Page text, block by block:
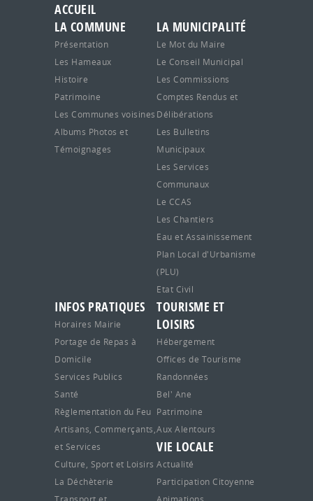
ACCUEIL
LA COMMUNE
Présentation
Les Hameaux
Histoire
Patrimoine
Les Communes voisines
Albums Photos et
Témoignages
LA MUNICIPALITÉ
Le Mot du Maire
Le Conseil Municipal
Les Commissions
Comptes Rendus et
Délibérations
Les Bulletins
Municipaux
Les Services
Communaux
Le CCAS
Les Chantiers
Eau et Assainissement
Plan Local d'Urbanisme
(PLU)
Etat Civil
INFOS PRATIQUES
Horaires Mairie
Portage de Repas à
Domicile
Services Publics
Santé
Règlementation du Feu
Artisans, Commerçants,
et Services
Culture, Sport et Loisirs
La Déchèterie
TOURISME ET
LOISIRS
Hébergement
Offices de Tourisme
Randonnées
Bel' Ane
Patrimoine
Aux Alentours
VIE LOCALE
Actualité
Participation Citoyenne